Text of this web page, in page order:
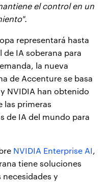
el control en un
representará hasta
IA soberana para
la nueva
de Accenture se basa
NVIDIA han obtenido
las primeras
de IA del mundo para
NVIDIA Enterprise AI,
tiene soluciones
y